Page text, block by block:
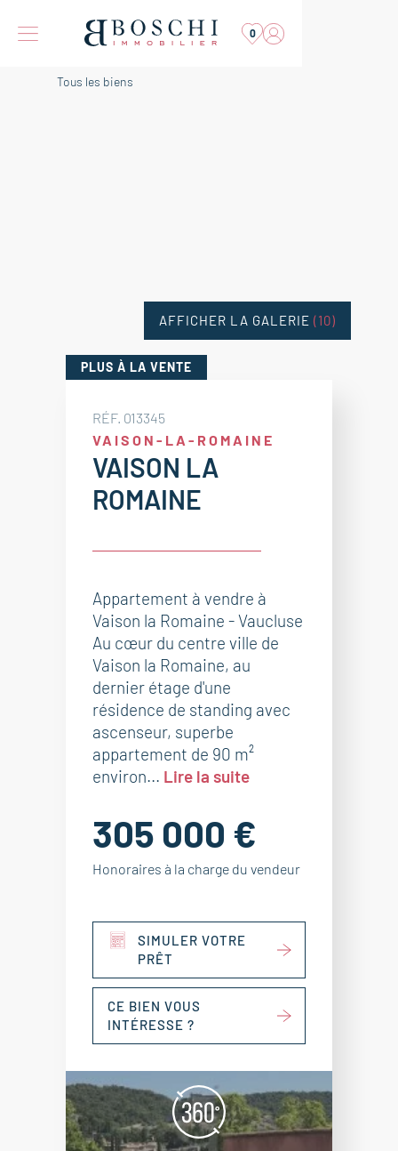
0
Tous les biens
PLUS À LA VENTE
RÉF. 013345
VAISON-LA-ROMAINE
VAISON LA
ROMAINE
Appartement à vendre à
Vaison la Romaine - Vaucluse
Au cœur du centre ville de
Vaison la Romaine, au
dernier étage d'une
résidence de standing avec
ascenseur, superbe
appartement de 90 m²
environ... Lire la suite
305 000 €
Honoraires à la charge du vendeur
SIMULER VOTRE
PRÊT
CE BIEN VOUS
INTÉRESSE ?
AFFICHER LA GALERIE (10)